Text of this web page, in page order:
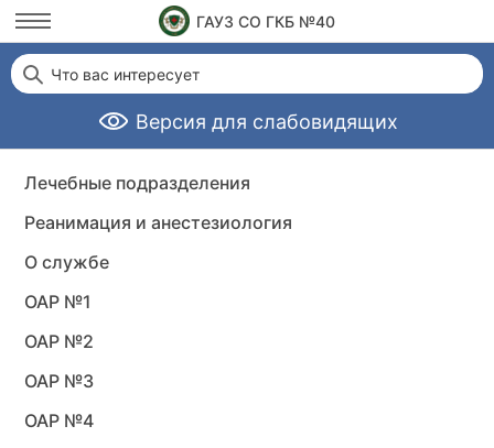
ГАУЗ СО ГКБ №40
Версия для слабовидящих
Что вас интересует
Лечебные подразделения
Реанимация и анестезиология
О службе
ОАР №1
ОАР №2
ОАР №3
ОАР №4